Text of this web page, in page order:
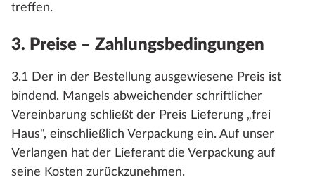
treffen.
3. Preise – Zahlungsbedingungen
3.1 Der in der Bestellung ausgewiesene Preis ist
bindend. Mangels abweichender schriftlicher
Vereinbarung schließt der Preis Lieferung „frei
Haus", einschließlich Verpackung ein. Auf unser
Verlangen hat der Lieferant die Verpackung auf
seine Kosten zurückzunehmen.